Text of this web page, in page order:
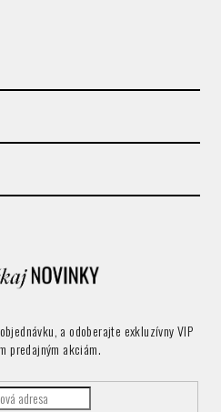
a odoberajte exkluzívny VIP
predajným akciám.